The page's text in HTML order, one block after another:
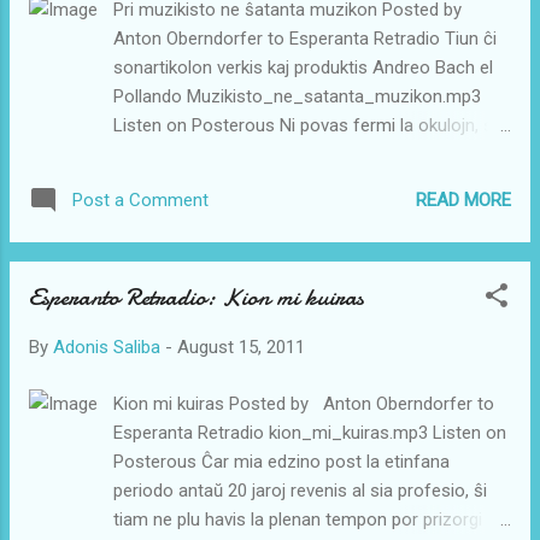
instruanto, tio kuraĝigas, eĉ se foje iu devas kaŝe
legi la tekston de la sinprezento. Sed nur per
kuraĝa parolado eblas lerni paroli la lingvon kaj tiu
praktikado de la lingvo donas solidan bazon por
regi ĝin. Kompreneble necesas ankaŭ lerni
Pri muzikisto ne ŝatanta muzikon Posted by
Anton Oberndorfer to Esperanta Retradio Tiun ĉi
sonartikolon verkis kaj produktis Andreo Bach el
Pollando Muzikisto_ne_satanta_muzikon.mp3
Listen on Posterous Ni povas fermi la okulojn, se
estas tro varma. Sed ĉu vi sukcesis iam efike
ŝtopi la orelojn, por tute ĉesi aŭdi? Mi iam uzadis
revenadis hejmen matene post la tutnokta laboro.
kunloĝantoj komencadis sian tagon. Sed nur kaze
ĉirkaŭis min de ekstere. Sed kiam vi ne estas laca,
multaj sonoj kaptos vin tra via kranio, malgraŭ, ke
vi iel ŝtopos la orelojn. Memkompreneblaĵo? Jes,
certe ĉiuj bone scias pri tio ĉi. Tamen multaj
kondutas kvazaŭ ili ne konscius pri tiu ĉi
Post a Comment READ MORE
Esperanto Retradio: Kion mi kuiras
By Adonis Saliba - August 15, 2011
Kion mi kuiras Posted by Anton Oberndorfer to
Esperanta Retradio kion_mi_kuiras.mp3 Listen on
Posterous Ĉar mia edzino post la etinfana
periodo antaŭ 20 jaroj revenis al sia profesio, ŝi
tiam ne plu havis la plenan tempon por prizorgi la